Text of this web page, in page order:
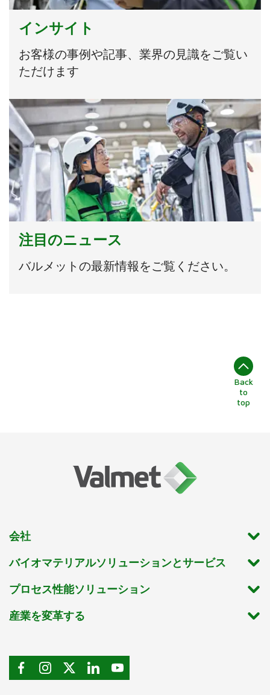
インサイト
お客様の事例や記事、業界の見識をご覧い
ただけます
注目のニュース
バルメットの最新情報をご覧ください。
Back
to
top
会社
バイオマテリアルソリューションとサービス
プロセス性能ソリューション
産業を変革する